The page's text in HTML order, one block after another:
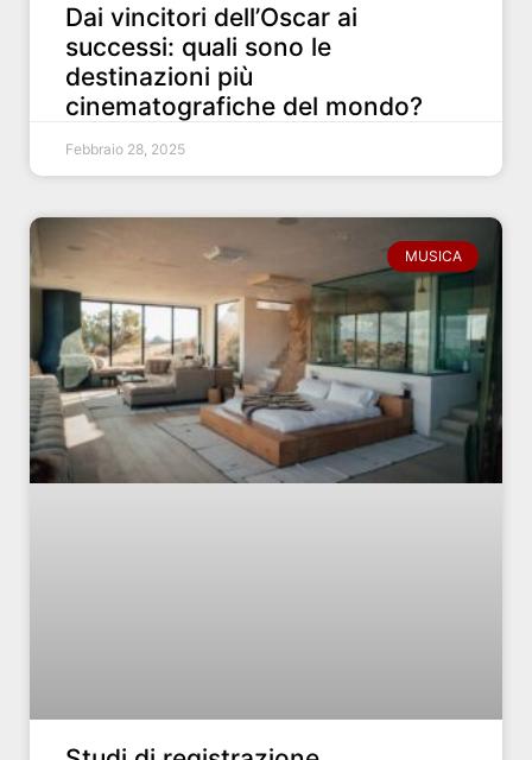
Dai vincitori dell’Oscar ai
successi: quali sono le
destinazioni più
cinematografiche del mondo?
Febbraio 28, 2025
MUSICA